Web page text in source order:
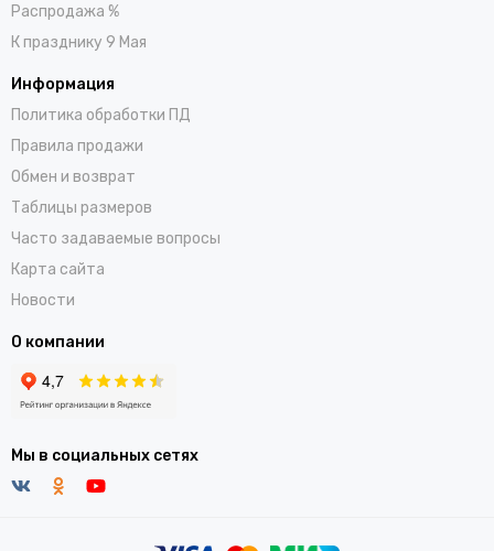
Распродажа %
К празднику 9 Мая
Информация
Политика обработки ПД
Правила продажи
Обмен и возврат
Таблицы размеров
Часто задаваемые вопросы
Карта сайта
Новости
О компании
Мы в социальных сетях